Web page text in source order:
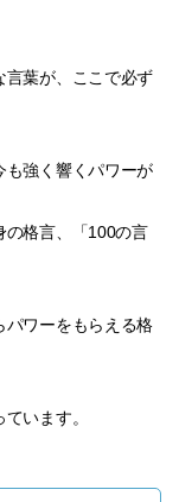
言葉が、ここで必ず
も強く響くパワーが
の格言、「100の言
パワーをもらえる格
います。